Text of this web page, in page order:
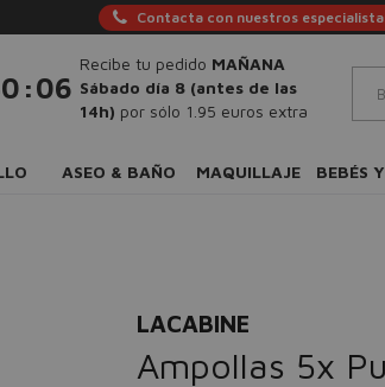
Contacta con nuestros
:05
Recibe tu pedido MAÑANA
Sábado día 8 (antes de las
14h) por sólo 1.95 euros extra
ASEO & BAÑO MAQUILLAJE BEBÉS
LACABINE
Ampollas 5x